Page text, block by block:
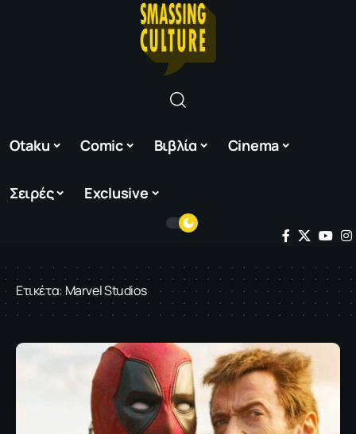
Otaku Comic Βιβλία Cinema
Σειρές Exclusive
Ετικέτα:Marvel Studios